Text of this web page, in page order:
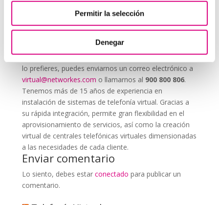
Permitir la selección
Denegar
System Network, tu operadora de telefonía
virtual en España
Telefonía Virtual Network
que nos permitas estudiar tu caso particular. Aunque si
lo prefieres, puedes enviarnos un correo electrónico a
virtual@networkes.com o llamarnos al 900 800 806.
Tenemos más de 15 años de experiencia en
instalación de sistemas de telefonía virtual. Gracias a
su rápida integración, permite gran flexibilidad en el
aprovisionamiento de servicios, así como la creación
virtual de centrales telefónicas virtuales dimensionadas
a las necesidades de cada cliente.
Enviar comentario
Lo siento, debes estar conectado para publicar un
comentario.